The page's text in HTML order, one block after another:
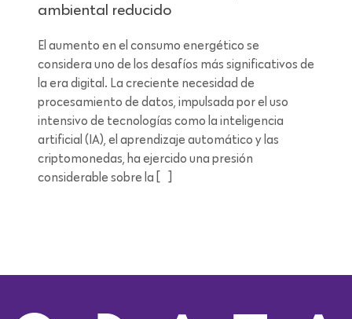
ambiental reducido
El aumento en el consumo energético se
considera uno de los desafíos más significativos de
la era digital. La creciente necesidad de
procesamiento de datos, impulsada por el uso
intensivo de tecnologías como la inteligencia
artificial (IA), el aprendizaje automático y las
criptomonedas, ha ejercido una presión
considerable sobre la […]